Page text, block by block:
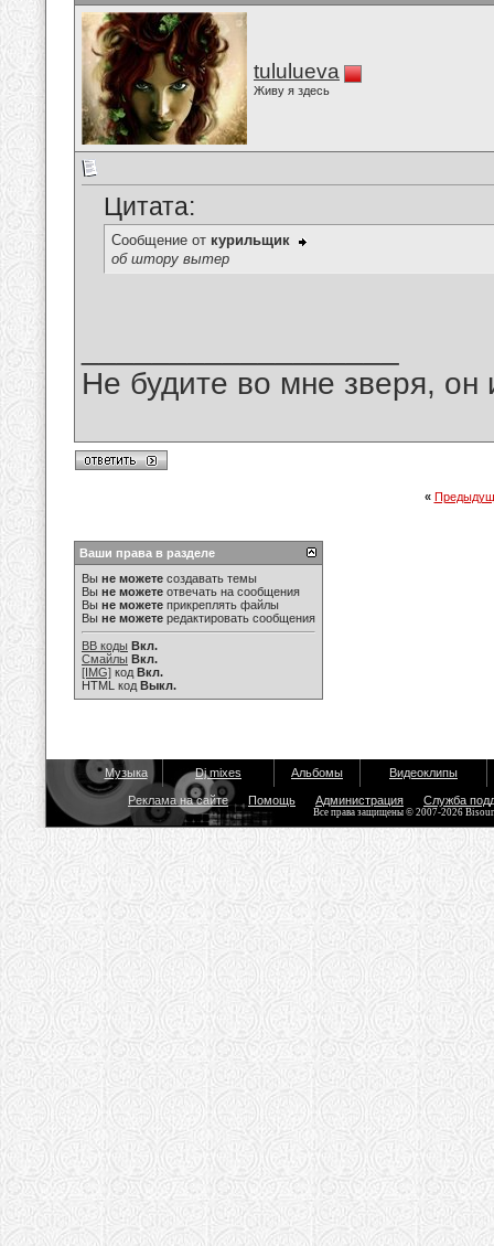
tululueva
Живу я здесь
Цитата:
Сообщение от курильщик
об штору вытер
Не будите во мне зверя, он
«
Ваши права в разделе
Вы не можете создавать темы
Вы не можете отвечать на сообщения
Вы не можете прикреплять файлы
Вы не можете редактировать сообщения
BB коды Вкл.
Смайлы Вкл.
[IMG] код Вкл.
HTML код Выкл.
Музыка Dj mixes Альбомы Видеоклипы
Реклама на сайте Помощь Администрация Служба
Все права защищены © 2007-2026